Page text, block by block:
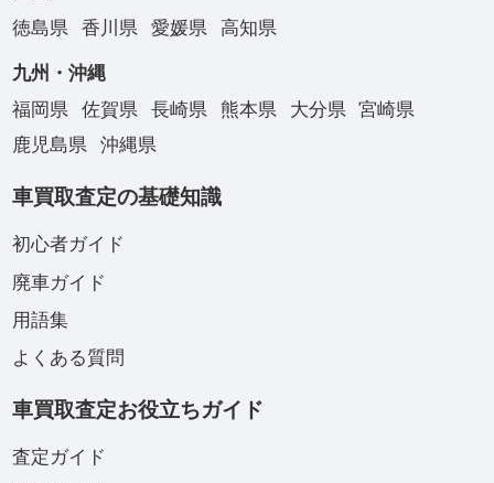
徳島県
香川県 愛媛県 高知県
九州・沖縄
福岡県
佐賀県 長崎県 熊本県 大分県
宮崎県
鹿児島県
沖縄県
車買取査定の基礎知識
初心者ガイド
廃車ガイド
用語集
よくある質問
車買取査定お役立ちガイド
査定ガイド